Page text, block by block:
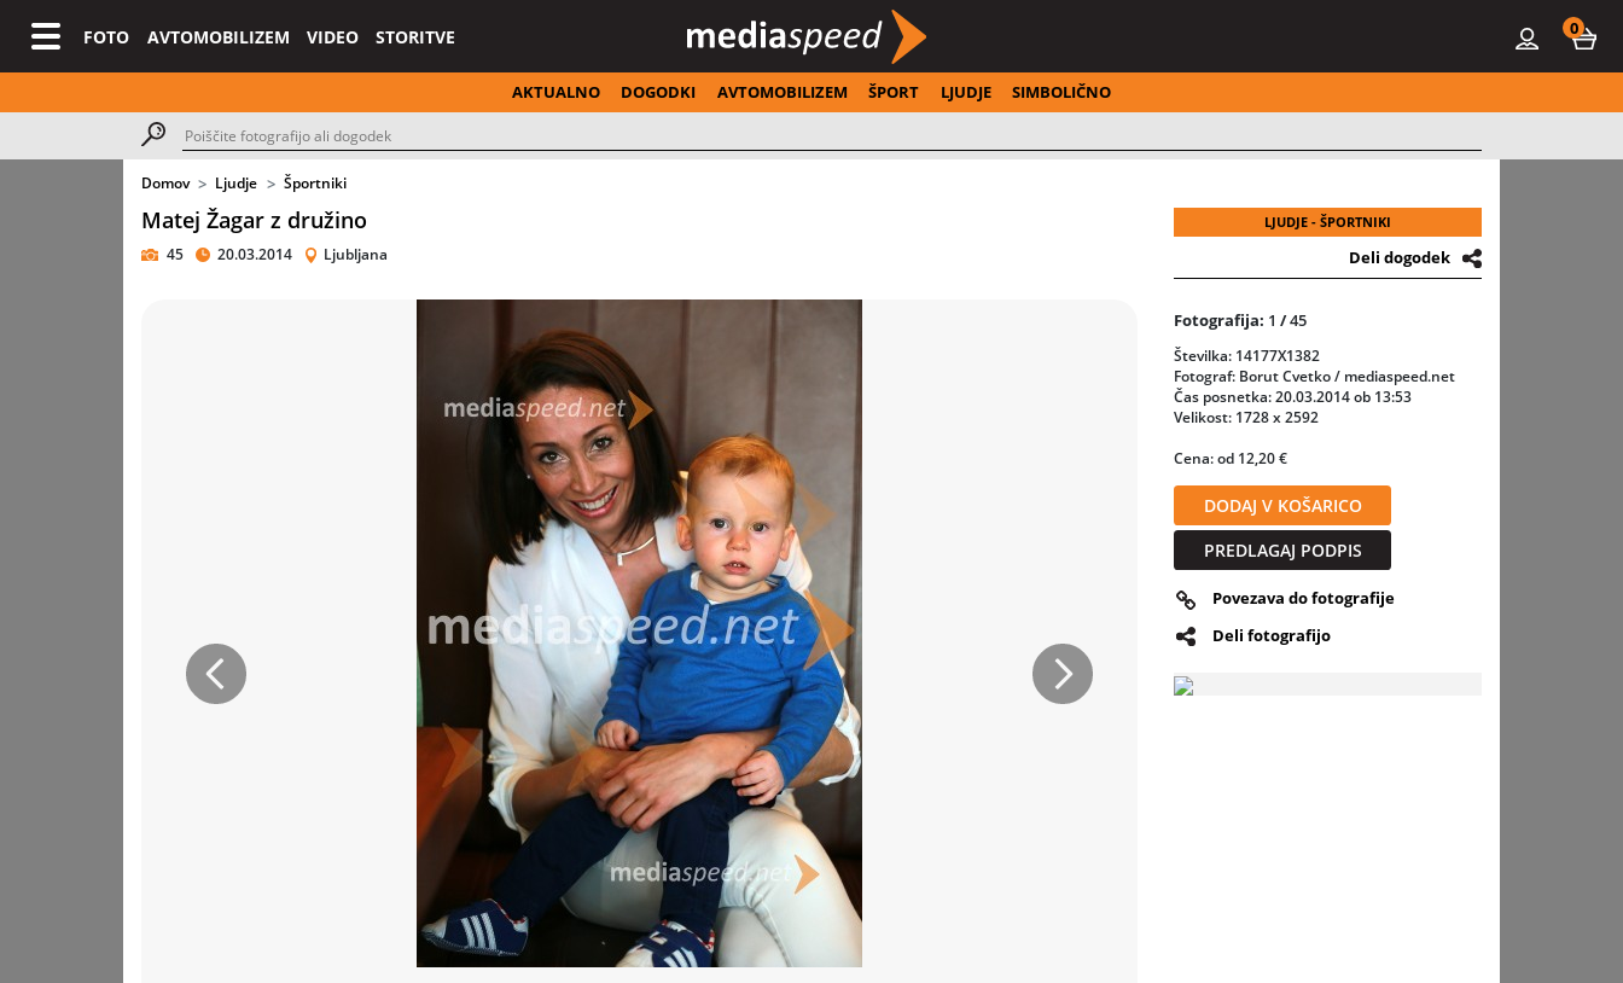
FOTO AVTOMOBILIZEM VIDEO STORITVE 0
AKTUALNO DOGODKI AVTOMOBILIZEM ŠPORT LJUDJE SIMBOLIČNO
Domov Ljudje Športniki
Matej Žagar z družino
45 20.03.2014 Ljubljana
LJUDJE - ŠPORTNIKI
Deli dogodek
Prejšnja Naslednja
Fotografija: 1 /45
Številka: 14177X1382
Fotograf: Borut Cvetko / mediaspeed.net
Čas posnetka: 20.03.2014 ob 13:53
Velikost: 1728 x 2592
Cena: od 12,20 €
DODAJ V KOŠARICO
PREDLAGAJ PODPIS
Povezava do fotografije
Deli fotografijo